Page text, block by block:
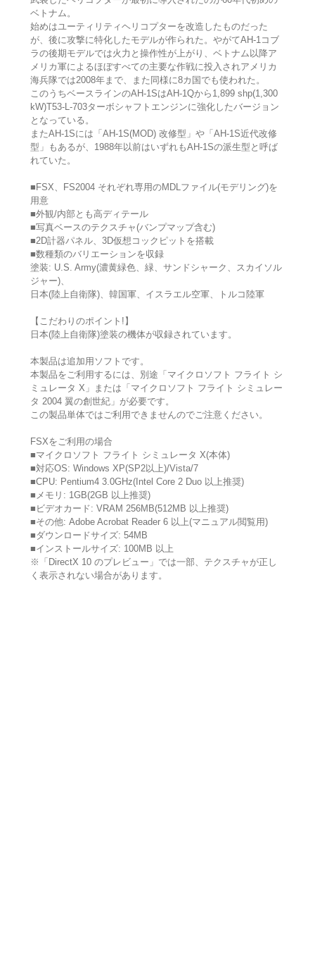
ベトナム。
始めはユーティリティヘリコプターを改造したものだった
が、後に攻撃に特化したモデルが作られた。やがてAH-1コブ
ラの後期モデルでは火力と操作性が上がり、ベトナム以降ア
メリカ軍によるほぼすべての主要な作戦に投入されアメリカ
海兵隊では2008年まで、また同様に8カ国でも使われた。
このうちベースラインのAH-1SはAH-1Qから1,899 shp(1,300
kW)T53-L-703ターボシャフトエンジンに強化したバージョン
となっている。
またAH-1Sには「AH-1S(MOD) 改修型」や「AH-1S近代改修
型」もあるが、1988年以前はいずれもAH-1Sの派生型と呼ば
れていた。
■FSX、FS2004 それぞれ専用のMDLファイル(モデリング)を
用意
■外観/内部とも高ディテール
■写真ベースのテクスチャ(バンプマップ含む)
■2D計器パネル、3D仮想コックピットを搭載
■数種類のバリエーションを収録
塗装: U.S. Army(濃黄緑色、緑、サンドシャーク、スカイソル
ジャー)、
日本(陸上自衛隊)、韓国軍、イスラエル空軍、トルコ陸軍
【こだわりのポイント!】
日本(陸上自衛隊)塗装の機体が収録されています。
本製品は追加用ソフトです。
本製品をご利用するには、別途「マイクロソフト フライト シ
ミュレータ X」または「マイクロソフト フライト シミュレー
タ 2004 翼の創世紀」が必要です。
この製品単体ではご利用できませんのでご注意ください。
FSXをご利用の場合
■マイクロソフト フライト シミュレータ X(本体)
■対応OS: Windows XP(SP2以上)/Vista/7
■CPU: Pentium4 3.0GHz(Intel Core 2 Duo 以上推奨)
■メモリ: 1GB(2GB 以上推奨)
■ビデオカード: VRAM 256MB(512MB 以上推奨)
■その他: Adobe Acrobat Reader 6 以上(マニュアル閲覧用)
■ダウンロードサイズ: 54MB
■インストールサイズ: 100MB 以上
※「DirectX 10 のプレビュー」では一部、テクスチャが正し
く表示されない場合があります。